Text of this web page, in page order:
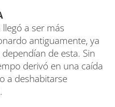
a ser más
antiguamente, ya
de esta. Sin
derivó en una caída
a deshabitarse